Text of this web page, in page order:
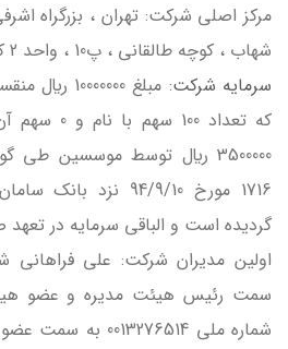
مركز اصلي شركت: تهران ، بزرگراه
شهاب ، کوچه طالقاني ، پ10 ، واحد 2 کدپستي : 1471783763
سرمايه شركت
كه تعداد
1716 مورخ 94/9/10
گرديده است و الباقي سرمايه در
سمت رئيس هيئت مديره و عضو
شماره ملي